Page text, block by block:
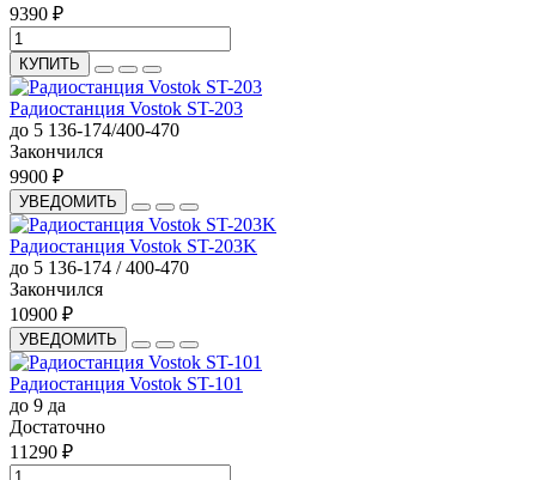
9390 ₽
КУПИТЬ
Радиостанция Vostok ST-203
до 5 136-174/400-470
Закончился
9900 ₽
УВЕДОМИТЬ
Радиостанция Vostok ST-203K
до 5 136-174 / 400-470
Закончился
10900 ₽
УВЕДОМИТЬ
Радиостанция Vostok ST-101
до 9 да
Достаточно
11290 ₽